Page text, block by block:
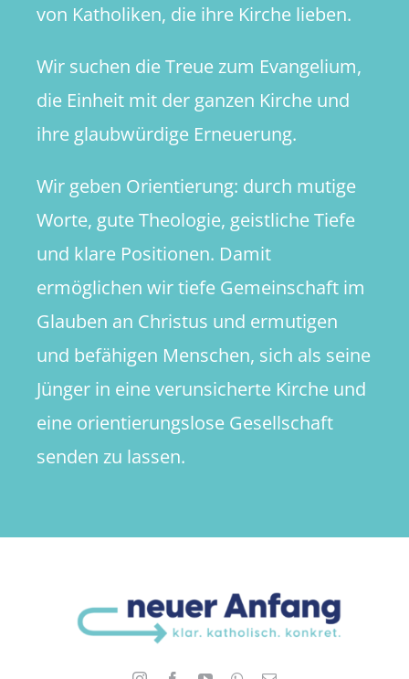
von Katholiken, die ihre Kirche lieben.
Wir suchen die Treue zum Evangelium,
die Einheit mit der ganzen Kirche und
ihre glaubwürdige Erneuerung.
Wir geben Orientierung: durch mutige
Worte, gute Theologie, geistliche Tiefe
und klare Positionen. Damit
ermöglichen wir tiefe Gemeinschaft im
Glauben an Christus und ermutigen
und befähigen Menschen, sich als seine
Jünger in eine verunsicherte Kirche und
eine orientierungslose Gesellschaft
senden zu lassen.